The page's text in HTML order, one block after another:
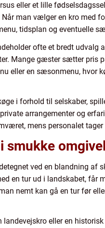
eller et lille
man vælger en kro med
tidsplan og eventuelle
ofte et bredt udvalg
Mange gæster sætter pris
eller en sæsonmenu, hvor
i forhold til selskaber,
arrangementer og
mens personalet
smukke
ved en blandning af
en tur ud i landskabet, får
nemt kan gå en tur før
eller en